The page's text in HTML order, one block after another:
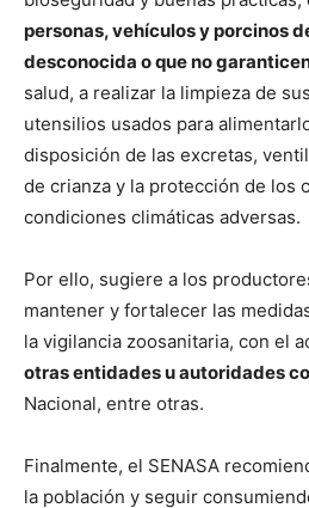
personas, vehículos y porcinos
desconocida o que no
salud, a realizar la limpieza de
utensilios usados para
disposición de las excretas,
de crianza y la protección de los
condiciones climáticas adversas.
Por ello, sugiere a los
mantener y fortalecer las
la vigilancia zoosanitaria, con el
otras entidades u autoridades
Nacional, entre otras.
Finalmente, el SENASA
la población y seguir